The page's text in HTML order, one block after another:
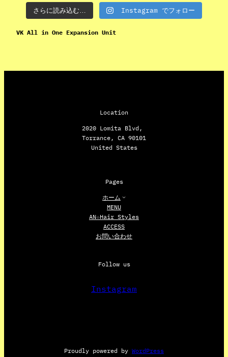
さらに読み込む… Instagram でフォロー
VK All in One Expansion Unit
Location
2020 Lomita Blvd,
Torrance, CA 90101
United States
Pages
ホーム
MENU
AN☆Hair Styles
ACCESS
お問い合わせ
Follow us
Instagram
Proudly powered by WordPress